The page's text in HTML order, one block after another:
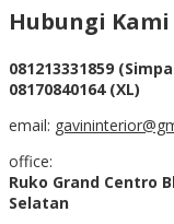
Hubungi Kami
081213331859
08170840164 (XL)
email:
office:
Ruko Grand Centro
Selatan